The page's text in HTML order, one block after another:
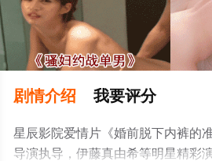
剧情介绍 我要评分
星辰影院爱情片《婚前脱下内裤的
导演执导，伊藤真由希等明星精彩